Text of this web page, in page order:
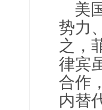
美
势力
之，
律宾
合作
内替